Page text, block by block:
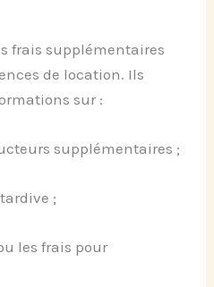
frais supplémentaires
de location. Ils
sur :
supplémentaires ;
;
les frais pour